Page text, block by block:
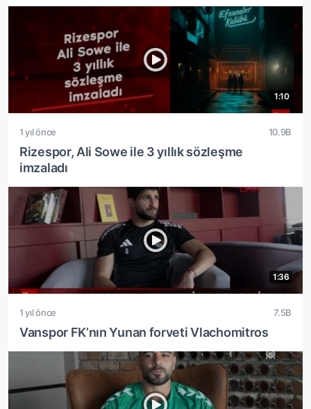
1:10
1 yıl önce 10.9B
Rizespor, Ali Sowe ile 3 yıllık sözleşme
imzaladı
1:36
1 yıl önce 7.5B
Vanspor FK’nın Yunan forveti Vlachomitros